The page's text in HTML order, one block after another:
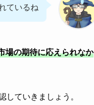
ているね
場の期待に応えられなか
していきましょう。